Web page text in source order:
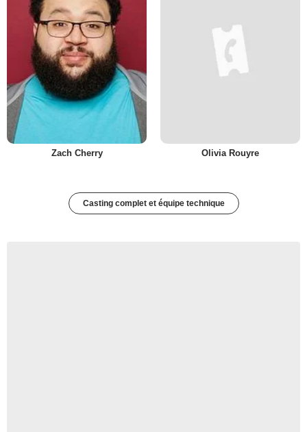
Zach Cherry Olivia Rouyre
Casting complet et équipe technique